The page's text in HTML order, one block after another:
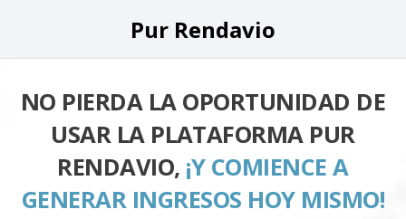
Pur Rendavio
NO PIERDA LA OPORTUNIDAD DE
USAR LA PLATAFORMA PUR
RENDAVIO, ¡Y COMIENCE A
GENERAR INGRESOS HOY MISMO!